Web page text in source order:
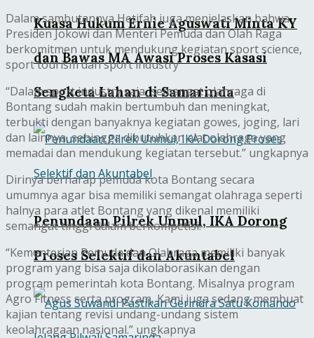
Kuasa Hukum Ernie Aguswati Minta KY
dan Bawas MA Awasi Proses Kasasi
Sengketa Lahan di Samarinda
Penundaan Pilrek Unmul, IKA Dorong
Proses Selektif dan Akuntabel
Dalam sambutannya Hetifah juga menjelaskan bahwa
Presiden Jokowi dan Menteri Pemuda dan Olah Raga
berkomitmen untuk mendukung kegiatan sport science,
sport tourism dan sport industry
“Dalam sport industry saja, semangat olahraga di
Bontang sudah makin bertumbuh dan meningkat,
terbukti dengan banyaknya kegiatan gowes, joging, lari
dan lainnya, sehingga dibutuhkan alat olahraga yang
memadai dan mendukung kegiatan tersebut.” ungkapnya
Dirinya berharap pemuda kota Bontang secara
umumnya agar bisa memiliki semangat olahraga seperti
halnya para atlet Bontang yang dikenal memiliki
semangat tinggi dalam berkompetisi.
“Kementerian Pemuda dan Olahraga memiliki banyak
program yang bisa saja dikolaborasikan dengan
program pemerintah kota Bontang. Misalnya program
Agro Fitness serta program, Kami juga sedang membuat
kajian tentang revisi undang-undang sistem
keolahragaan nasional.” ungkapnya